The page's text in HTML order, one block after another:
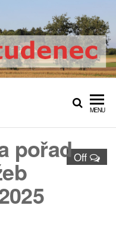
web římskokatolické
Studenec
MENU
Off
pořad